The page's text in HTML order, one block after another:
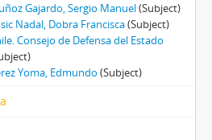
Gajardo, Sergio Manuel(Subject)
Nadal, Dobra Francisca(Subject)
Consejo de Defensa del Estado
Yoma, Edmundo (Subject)